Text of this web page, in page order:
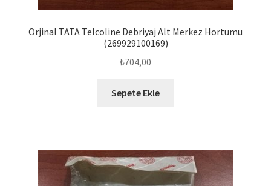
Orjinal TATA Telcoline Debriyaj Alt Merkez Hortumu
(269929100169)
₺704,00
Sepete Ekle